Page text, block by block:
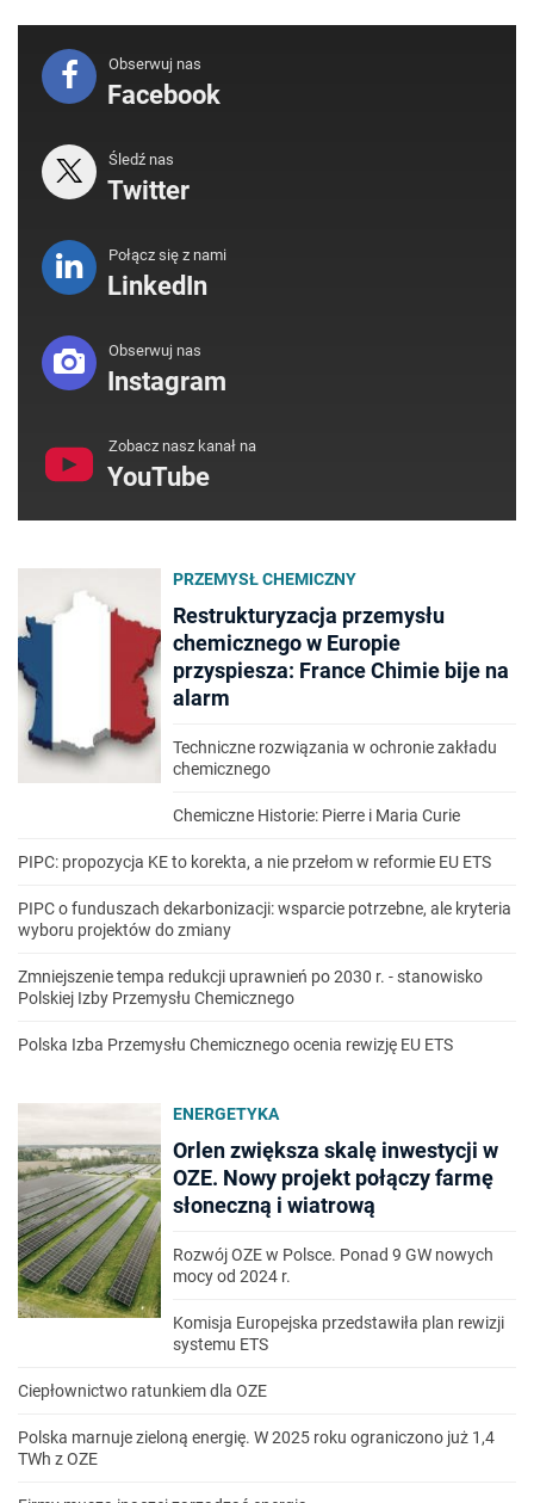
Obserwuj nas
Facebook
Śledź nas
Twitter
Połącz się z nami
LinkedIn
Obserwuj nas
Instagram
Zobacz nasz kanał na
YouTube
PRZEMYSŁ CHEMICZNY
Restrukturyzacja przemysłu
chemicznego w Europie
przyspiesza: France Chimie bije na
alarm
Techniczne rozwiązania w ochronie zakładu
chemicznego
Chemiczne Historie: Pierre i Maria Curie
PIPC: propozycja KE to korekta, a nie przełom w reformie EU ETS
PIPC o funduszach dekarbonizacji: wsparcie potrzebne, ale kryteria
wyboru projektów do zmiany
Zmniejszenie tempa redukcji uprawnień po 2030 r. - stanowisko
Polskiej Izby Przemysłu Chemicznego
Polska Izba Przemysłu Chemicznego ocenia rewizję EU ETS
ENERGETYKA
Orlen zwiększa skalę inwestycji w
OZE. Nowy projekt połączy farmę
słoneczną i wiatrową
Rozwój OZE w Polsce. Ponad 9 GW nowych
mocy od 2024 r.
Komisja Europejska przedstawiła plan rewizji
systemu ETS
Ciepłownictwo ratunkiem dla OZE
Polska marnuje zieloną energię. W 2025 roku ograniczono już 1,4
TWh z OZE